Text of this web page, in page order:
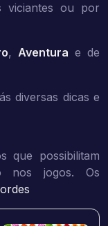
viciantes ou por
, Aventura e de
diversas dicas e
que possibilitam
nos jogos. Os